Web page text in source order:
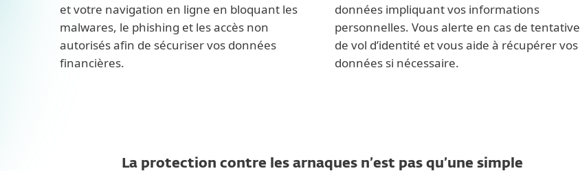
et votre navigation en ligne en bloquant les
malwares, le phishing et les accès non
autorisés afin de sécuriser vos données
financières.
données impliquant vos informations
personnelles. Vous alerte en cas de tentative
de vol d’identité et vous aide à récupérer vos
données si nécessaire.
La protection contre les arnaques n’est pas qu’une simple